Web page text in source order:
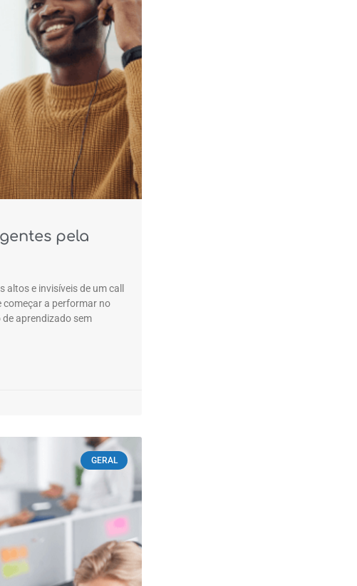
pela
e invisíveis de um call
começar a performar no
aprendizado sem
GERAL